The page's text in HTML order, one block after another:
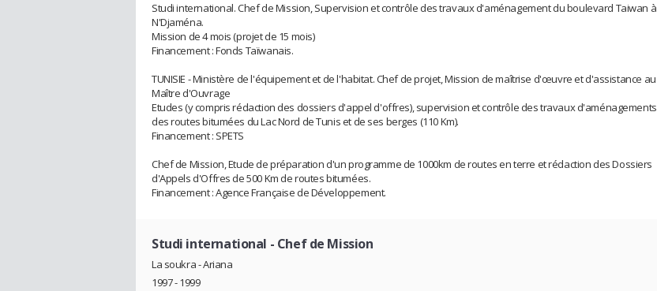
Studi international. Chef de Mission, Supervision et contrôle des travaux d'aménagement du boulevard Taiwan à
N'Djaména.
Mission de 4 mois (projet de 15 mois)
Financement : Fonds Taïwanais.
TUNISIE - Ministère de l'équipement et de l'habitat. Chef de projet, Mission de maîtrise d'œuvre et d'assistance au
Maître d'Ouvrage
Etudes (y compris rédaction des dossiers d'appel d'offres), supervision et contrôle des travaux d'aménagements
des routes bitumées du Lac Nord de Tunis et de ses berges (110 Km).
Financement : SPETS
Chef de Mission, Etude de préparation d'un programme de 1000km de routes en terre et rédaction des Dossiers
d'Appels d'Offres de 500 Km de routes bitumées.
Financement : Agence Française de Développement.
Studi international - Chef de Mission
La soukra - Ariana
1997 - 1999